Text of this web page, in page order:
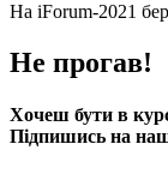
На iForum-2021
Не прогав!
Хочеш бути в
Підпишись на